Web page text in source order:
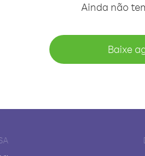
Ainda não
Baixe